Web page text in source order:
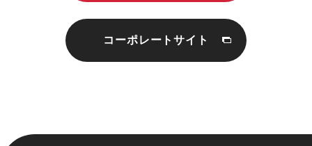
コーポレートサイト